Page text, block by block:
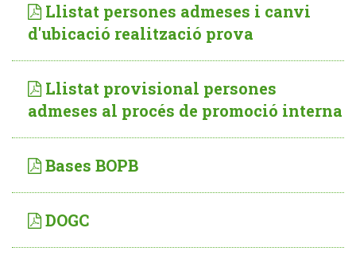
Llistat persones admeses i canvi
d'ubicació realització prova
Llistat provisional persones
admeses al procés de promoció interna
Bases BOPB
DOGC